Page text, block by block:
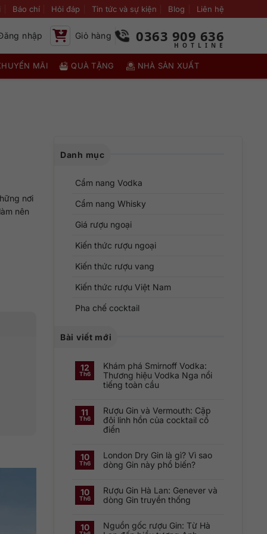
Báo chí Hỏi đáp Tin tức và sự kiện Blog Liên hệ
nhập Giỏ hàng 0363 909 636
MÃI QUÀ TẶNG NHÀ SẢN XUẤT
nơi
nên
Danh mục
Cẩm nang Vodka
Cẩm nang Whisky
Giá rượu ngoại
Kiến thức rượu ngoại
Kiến thức rượu vang
Kiến thức rượu Việt Nam
Pha chế cocktail
Bài viết mới
12
Th6
Khám phá Smirnoff Vodka:
Thương hiệu Vodka Nga nổi
tiếng toàn cầu
bình
luận
ở
Khám
phá
Thương
hiệu
Vodka
tiếng
toàn
cầu
11
Th6
Rượu Gin và Vermouth: Cặp
đôi linh hồn của cocktail cổ
điển
bình
luận
ở
Vermouth:
Cặp
của
cocktail
10
Th6
London Dry Gin là gì? Vì sao
dòng Gin này phổ biến?
bình
luận
ở
là
10
Th6
Rượu Gin Hà Lan: Genever và
dòng Gin truyền thống
bình
luận
10
Nguồn gốc rượu Gin: Từ Hà